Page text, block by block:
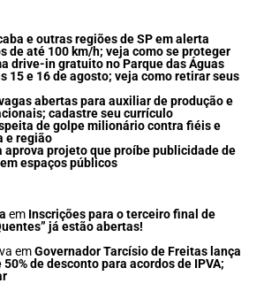
e outras regiões de SP em alerta
de até 100 km/h; veja como se proteger
drive-in gratuito no Parque das Águas
15 e 16 de agosto; veja como retirar seus
abertas para auxiliar de produção e
cadastre seu currículo
de golpe milionário contra fiéis e
e região
aprova projeto que proíbe publicidade de
espaços públicos
em Inscrições para o terceiro final de
já estão abertas!
emGovernador Tarcísio de Freitas lança
de desconto para acordos de IPVA;